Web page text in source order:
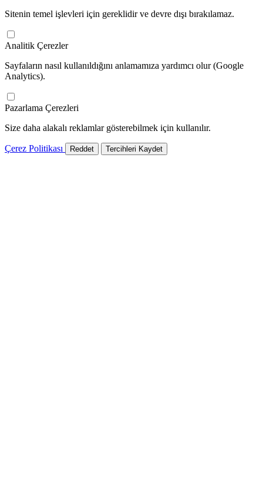
Sitenin temel işlevleri için gereklidir ve devre dışı bırakılamaz.
Analitik Çerezler
Sayfaların nasıl kullanıldığını anlamamıza yardımcı olur (Google
Analytics).
Pazarlama Çerezleri
Size daha alakalı reklamlar gösterebilmek için kullanılır.
Çerez Politikası Reddet Tercihleri Kaydet